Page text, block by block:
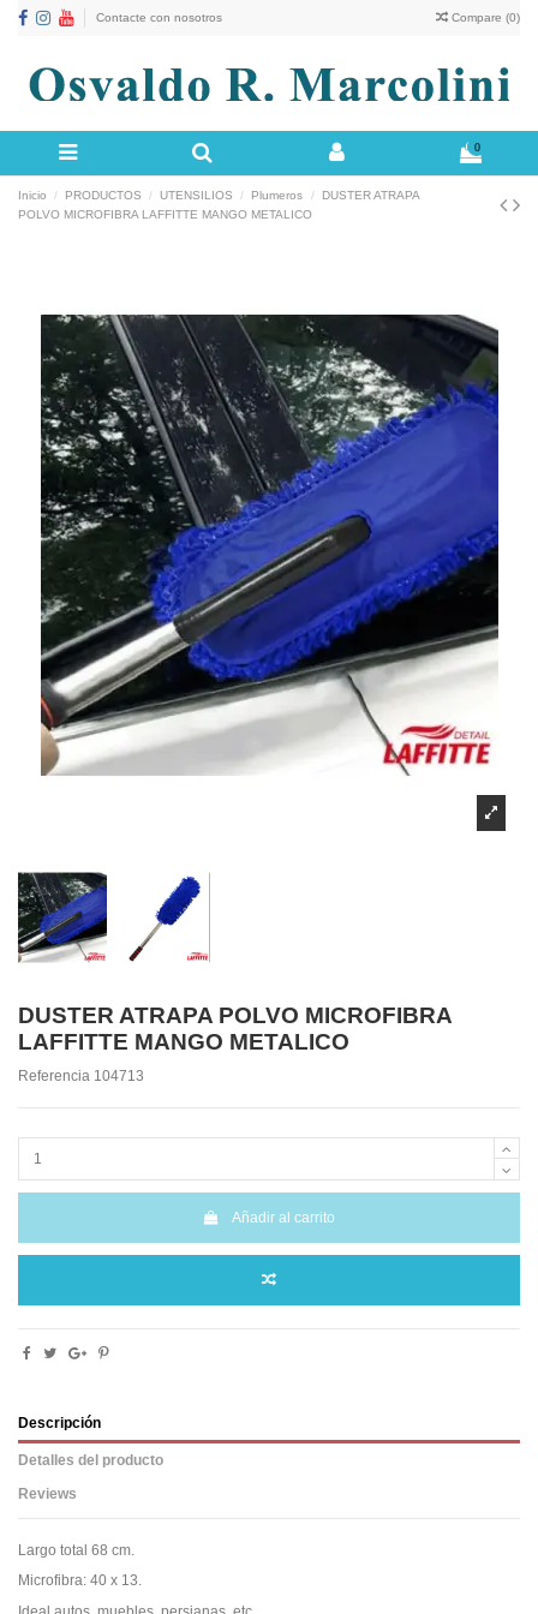
Contacte con nosotros Compare (0)
0
Inicio PRODUCTOS UTENSILIOS Plumeros
DUSTER ATRAPA
POLVO MICROFIBRA LAFFITTE MANGO METALICO
DUSTER ATRAPA POLVO MICROFIBRA
LAFFITTE MANGO METALICO
Referencia 104713
Añadir al carrito
Descripción
Detalles del producto
Reviews
Largo total 68 cm.
Microfibra: 40 x 13.